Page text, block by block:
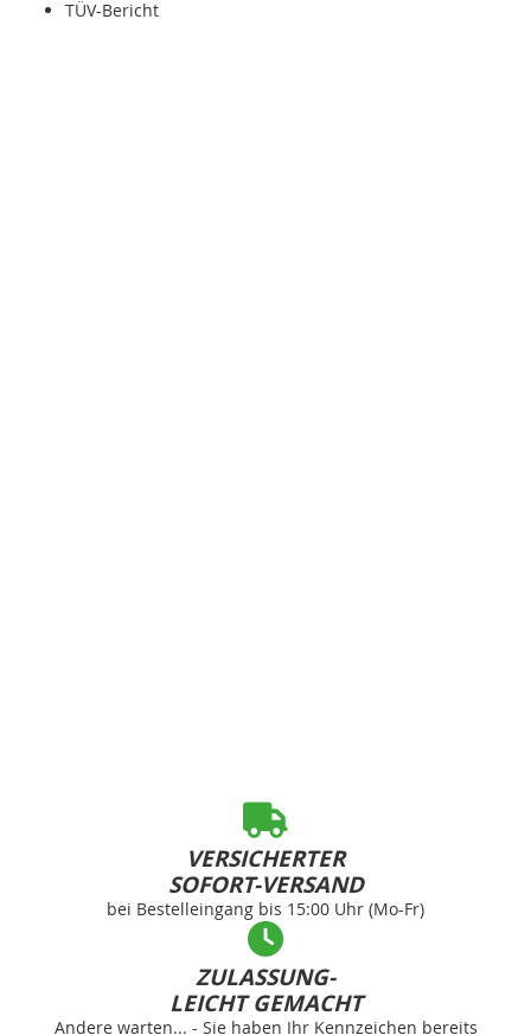
TÜV-Bericht
VERSICHERTER
SOFORT-VERSAND
bei Bestelleingang bis 15:00 Uhr (Mo-Fr)
ZULASSUNG-
LEICHT GEMACHT
Andere warten... - Sie haben Ihr Kennzeichen bereits